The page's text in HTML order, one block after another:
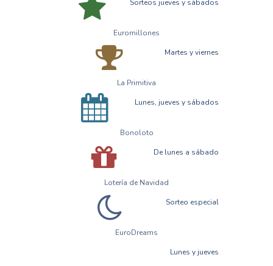
Sorteos jueves y sábados
Euromillones
Martes y viernes
La Primitiva
Lunes, jueves y sábados
Bonoloto
De lunes a sábado
Lotería de Navidad
Sorteo especial
EuroDreams
Lunes y jueves